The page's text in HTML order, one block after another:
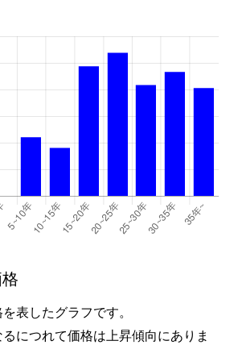
表したグラフです。
につれて価格は上昇傾向にありま